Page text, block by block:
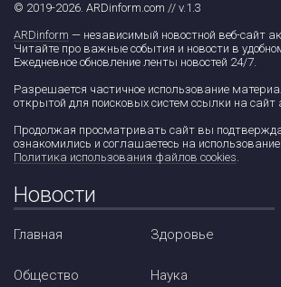
© 2019-2026. ARDinform.com // v.1.3
ARDinform — независимый новостной веб-сайт
Читайте про важные события и новости в
Ежедневное обновление ленты новостей 24/7.
Разрешается частичное использование
открытой для поисковых систем ссылки на сайт
Продолжая просматривать сайт вы
ознакомились и соглашаетесь на
Политика использования файлов cookies.
Новости
Главная
Общество
Здоровье
Наука